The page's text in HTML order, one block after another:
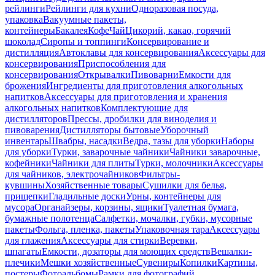
рейлингиРейлинги для кухниОдноразовая посуда,
упаковкаВакуумные пакеты,
контейнерыБакалеяКофеЧайЦикорий, какао, горячий
шоколадСиропы и топпингиКонсервирование и
дистилляцияАвтоклавы для консервированияАксессуары для
консервированияПриспособления для
консервированияОткрывалкиПивоварниЕмкости для
броженияИнгредиенты для приготовления алкогольных
напитковАксессуары для приготовления и хранения
алкогольных напитковКомплектующие для
дистилляторовПрессы, дробилки для виноделия и
пивоваренияДистилляторы бытовыеУборочный
инвентарьШвабры, насадкиВедра, тазы для уборкиНаборы
для уборкиТурки, заварочные чайникиЧайники заварочные,
кофейникиЧайники для плитыТурки, молочникиАксессуары
для чайников, электрочайниковФильтры-
кувшиныХозяйственные товарыСушилки для белья,
прищепкиГладильные доскиУрны, контейнеры для
мусораОрганайзеры, корзины, ящикиТуалетная бумага,
бумажные полотенцаСалфетки, мочалки, губки, мусорные
пакетыФольга, пленка, пакетыУпаковочная тараАксессуары
для глаженияАксессуары для стиркиВеревки,
шпагатыЕмкости, дозаторы для моющих средствВешалки-
плечикиМешки хозяйственныеСувенирыКопилкиКартины,